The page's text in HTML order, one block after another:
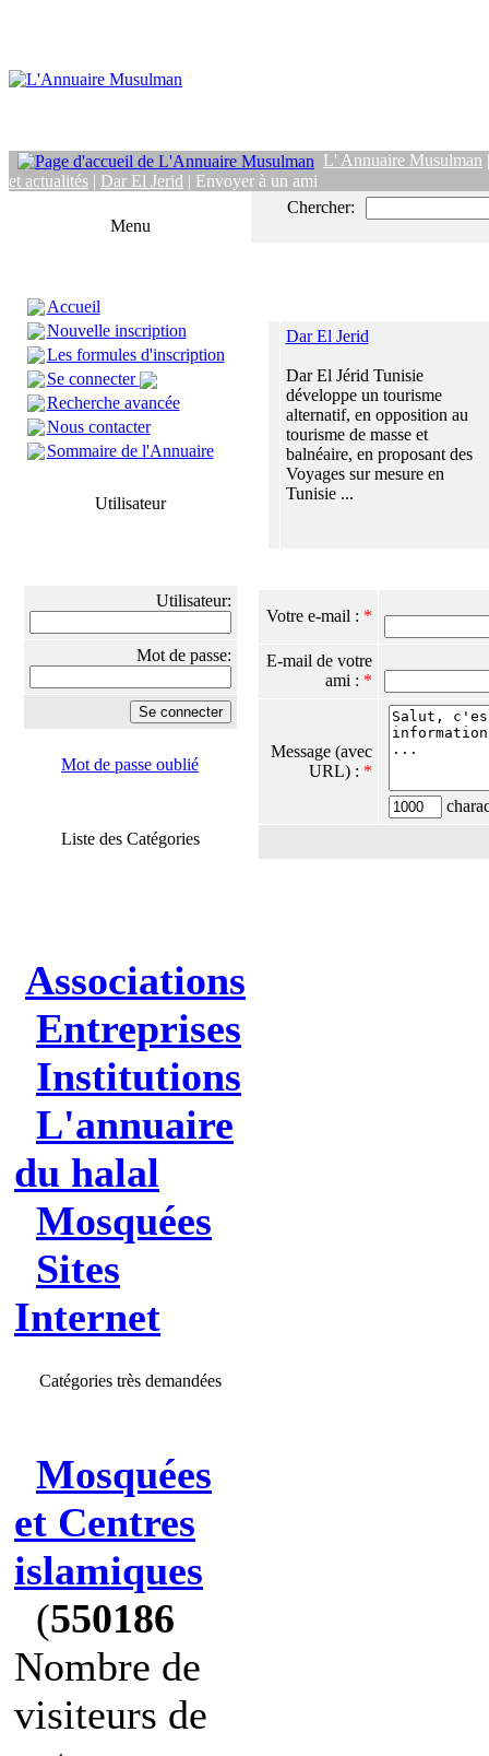
L' Annuaire Musulman
et actualités | Dar El Jerid | Envoyer à un ami
Menu
Accueil
Nouvelle inscription
Les formules d'inscription
Se connecter
Recherche avancée
Nous contacter
Sommaire de l'Annuaire
Utilisateur
Utilisateur:
Mot de passe:
Mot de passe oublié
Liste des Catégories
Associations
Entreprises
Institutions
L'annuaire
du halal
Mosquées
Sites
Internet
Catégories très demandées
Mosquées
et Centres
islamiques
(550186
Nombre de
visiteurs de
Chercher:
Dar El Jerid
Dar El Jérid Tunisie
développe un tourisme
alternatif, en opposition au
tourisme de masse et
balnéaire, en proposant des
Voyages sur mesure en
Tunisie ...
Votre e-mail : *
E-mail de votre
ami : *
Message (avec
URL) : *